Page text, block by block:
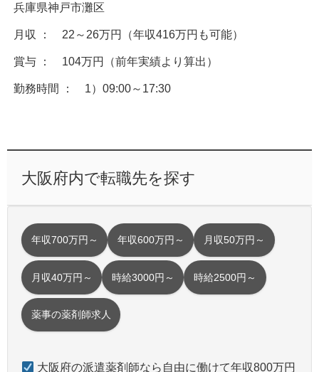
兵庫県神戸市灘区
月収 ： 22～26万円（年収416万円も可能）
賞与 ： 104万円（前年実績より算出）
勤務時間 ： 1）09:00～17:30
大阪府内で転職先を探す
年収700万円～ 年収600万円～ 月収50万円～
月収40万円～ 時給3000円～ 時給2500円～
薬事の薬剤師求人
大阪府の派遣薬剤師なら自由に働けて年収800万円